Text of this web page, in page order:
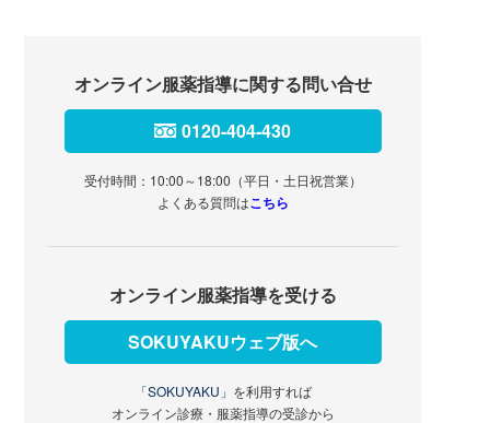
オンライン服薬指導に関する問い合せ
0120-404-430
受付時間：10:00～18:00（平日・土日祝営業）
よくある質問はこちら
オンライン服薬指導を受ける
SOKUYAKUウェブ版へ
「SOKUYAKU」 を利用すれば
オンライン診療・服薬指導の受診から